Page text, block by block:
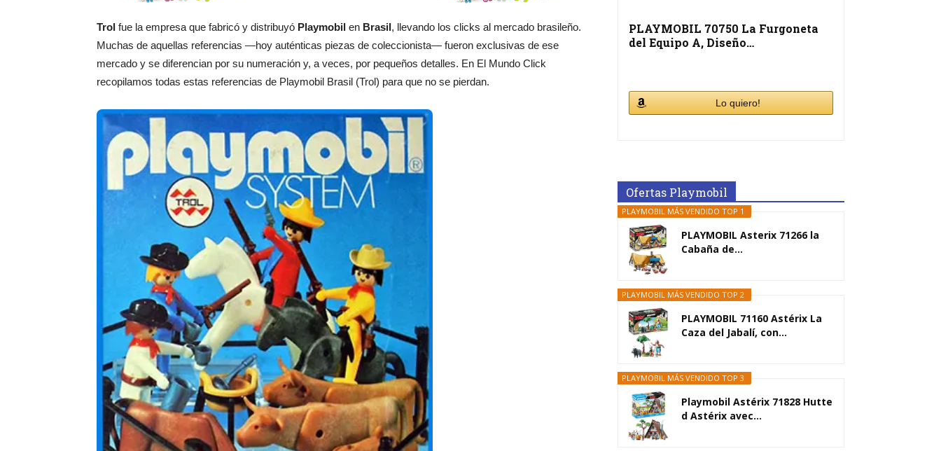
Trol fue la empresa que fabricó y distribuyó Playmobil en Brasil, llevando los clicks al mercado brasileño.
Muchas de aquellas referencias —hoy auténticas piezas de coleccionista— fueron exclusivas de ese
mercado y se diferencian por su numeración y, a veces, por pequeños detalles. En El Mundo Click
recopilamos todas estas referencias de Playmobil Brasil (Trol) para que no se pierdan.
PLAYMOBIL 70750 La Furgoneta
del Equipo A, Diseño…
Lo quiero!
Ofertas Playmobil
PLAYMOBIL MÁS VENDIDO TOP 1
PLAYMOBIL Asterix 71266 la
Cabaña de...
PLAYMOBIL MÁS VENDIDO TOP 2
PLAYMOBIL 71160 Astérix La
Caza del Jabalí, con...
PLAYMOBIL MÁS VENDIDO TOP 3
Playmobil Astérix 71828 Hutte
d Astérix avec...